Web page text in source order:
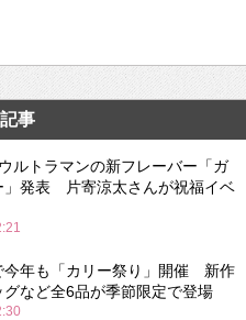
事
ルトラマンの新フレーバー「ガ
」発表 片寄涼太さんが祝福イベ
今年も「カリー祭り」開催 新作
グなど全6品が季節限定で登場